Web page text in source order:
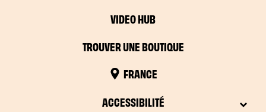
VIDEO HUB
TROUVER UNE BOUTIQUE
FRANCE
ACCESSIBILITÉ